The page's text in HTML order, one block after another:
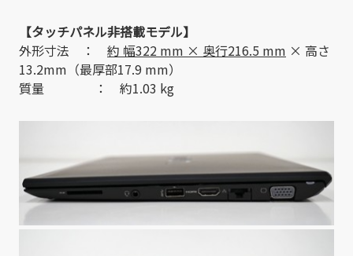
【タッチパネル非搭載モデル】
外形寸法 ： 約 幅322 mm × 奥行216.5 mm × 高さ
13.2mm（最厚部17.9 mm）
質量 ： 約1.03 kg